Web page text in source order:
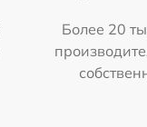
Более 20